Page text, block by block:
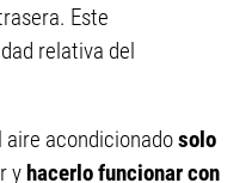
Este
relativa del
aire acondicionadosolo
yhacerlo funcionar con